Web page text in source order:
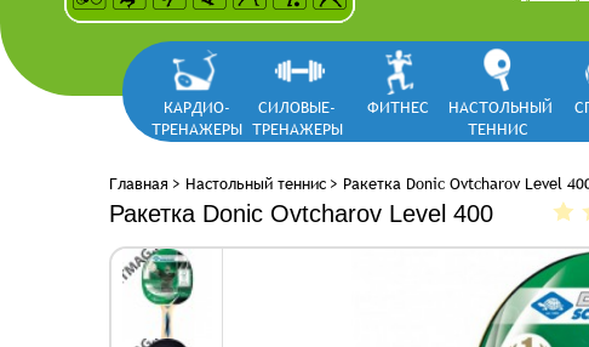
КАРДИО-
ТРЕНАЖЕРЫ
СИЛОВЫЕ-
ТРЕНАЖЕРЫ
ФИТНЕС
НАСТОЛЬНЫЙ
ТЕННИС
Главная > Настольный теннис > Ракетка Donic Ovtcharov Level
Ракетка Donic Ovtcharov Level 400